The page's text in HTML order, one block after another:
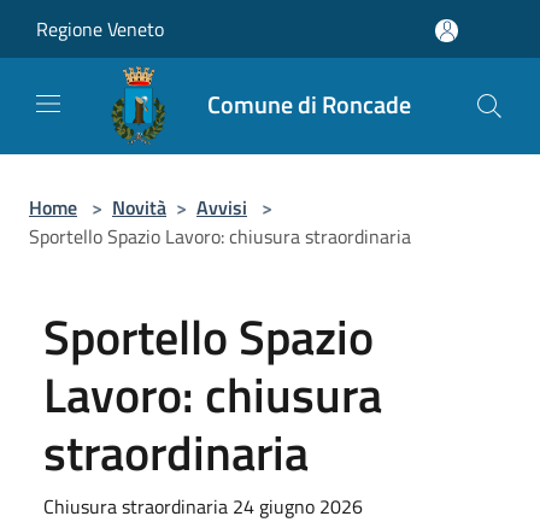
Regione Veneto
Comune di Roncade
Home > Novità > Avvisi >
Sportello Spazio Lavoro: chiusura straordinaria
Sportello Spazio
Lavoro: chiusura
straordinaria
Chiusura straordinaria 24 giugno 2026